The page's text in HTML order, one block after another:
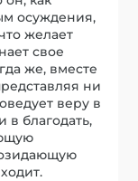
осуждения,
желает
свое
же, вместе
ни
веру в
благодать,